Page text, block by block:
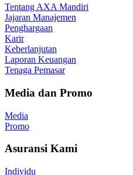
Tentang AXA Mandiri
Jajaran Manajemen
Penghargaan
Karir
Keberlanjutan
Laporan Keuangan
Tenaga Pemasar
Media dan Promo
Media
Promo
Asuransi Kami
Individu